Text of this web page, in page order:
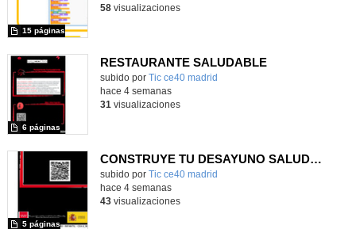
15 páginas
58visualizaciones
RESTAURANTE SALUDABLE
subido por Tic ce40 madrid
6 páginas
hace 4 semanas
31 visualizaciones
CONSTRUYE TU DESAYUNO SALUDABLE
subido por Tic ce40 madrid
5 páginas
hace 4 semanas
43visualizaciones